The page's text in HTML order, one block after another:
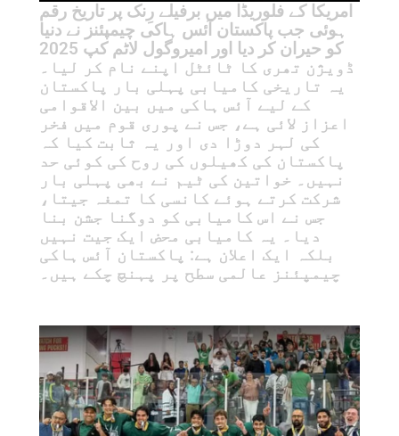
امریکا کے فلوریڈا میں برفیلے رِنک پر تاریخ رقم
ہوئی جب پاکستان آئس ہاکی چیمپئنز نے دنیا
کو حیران کر دیا اور امیروگول لاٹم کپ 2025
ڈویژن تھری کا ٹائٹل اپنے نام کر لیا۔
یہ تاریخی کامیابی پہلی بار پاکستان
کے لیے آئس ہاکی میں بین الاقوامی
اعزاز لائی ہے، جس نے پوری قوم میں فخر
کی لہر دوڑا دی اور یہ ثابت کیا کہ
پاکستان کی کھیلوں کی روح کی کوئی حد
نہیں۔ خواتین کی ٹیم نے بھی پہلی بار
شرکت کرتے ہوئے کانسی کا تمغہ جیتا،
جس نے اس کامیابی کو دوگنا جشن بنا
دیا۔ یہ کامیابی محض ایک جیت نہیں
بلکہ ایک اعلان ہے: پاکستان آئس ہاکی
چیمپئنز عالمی سطح پر پہنچ چکے ہیں۔